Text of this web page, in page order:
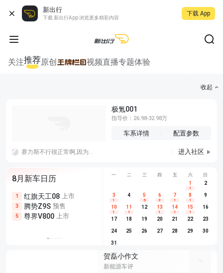
新出行
下载 新出行App 浏览更多精彩内容
下载 App
关注推荐原创 视频直播专题体验
收起
极氪001
指导价：26.98-32.98万
车系详情 配置参数
赛力斯不行很正常啊,因为拿不出手啊，妄想品牌效应，那么就要像特斯拉一样会讲故事，不行就老老实实技术研发，光跟遥遥领先加一个外观是没用的 进入社区
8月新车日历
1 红旗天工08 上市
3 腾势Z9S 预售
5 尊界V800 上市
尊界V680 上市
享界G9 预售
别克至境L7 预售
埃安
长城H10
深蓝S05
一 二 三 四 五 六 日
1
1
2
3
1
4 5
6
6
3
7
1
8
1
9
10
1
11
1
12 13
1
14
1
15
1
16
17 18 19 20 21 22 23
24 25 26 27 28 29 30
31
贺磊小作文
新能源车评